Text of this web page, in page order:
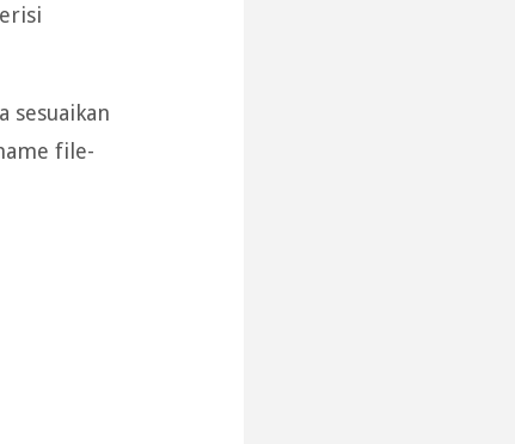
sesuaikan
file-